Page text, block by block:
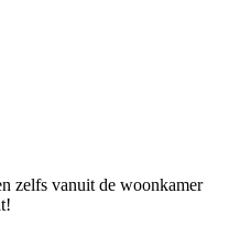
zelfs vanuit de woonkamer